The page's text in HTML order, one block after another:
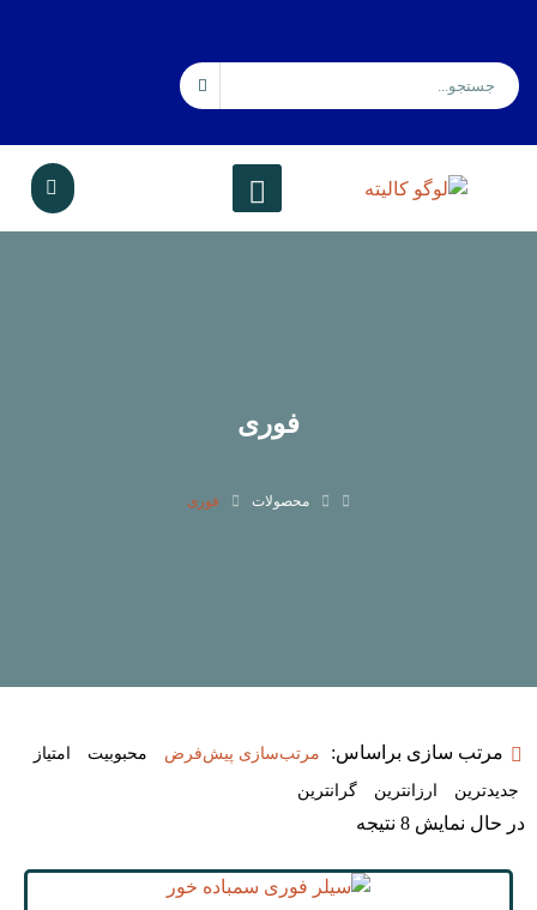
فوری
محصولات فوری
در حال نمایش 8 نتیجه
مرتب سازی براساس: مرتب‌سازی پیش‌فرض محبوبیت امتیاز
جدیدترین ارزانترین گرانترین